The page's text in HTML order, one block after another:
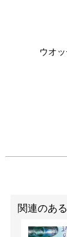
ウオ
関連のあ